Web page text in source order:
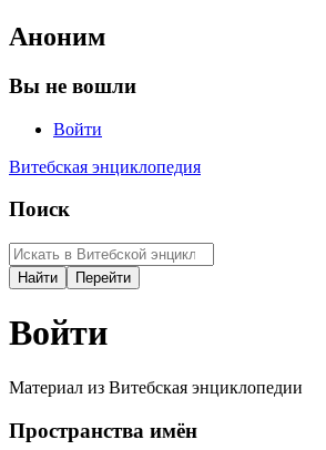
Аноним
Вы не вошли
Войти
Витебская энциклопедия
Поиск
Войти
Материал из Витебская энциклопедии
Пространства имён